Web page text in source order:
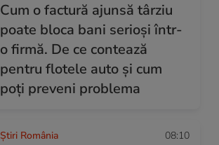
Cum o factură ajunsă târziu
poate bloca bani serioși într-
o firmă. De ce contează
pentru flotele auto și cum
poți preveni problema
Știri România 08:10